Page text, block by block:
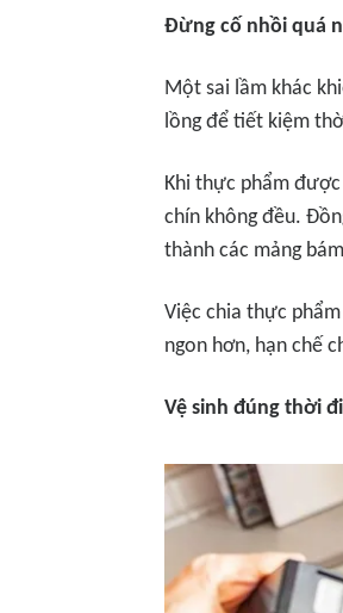
Đừng cố nhồi quá
Một sai lầm khác
lồng để tiết kiệm
Khi thực phẩm
chín không đều.
thành các mảng
Việc chia thực
ngon hơn, hạn chế
Vệ sinh đúng thời